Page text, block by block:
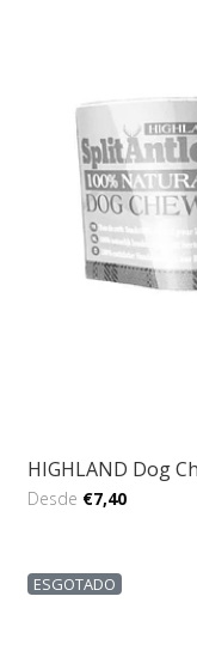
HIGHLAND Dog
Desde €7,40
ESGOTADO